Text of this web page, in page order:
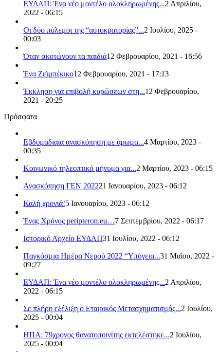
ΕΥΔΑΠ: Ένα νέο μοντέλο ολοκληρωμένης...2 Απριλίου,
2022 - 06:15
Οι δύο πόλεμοι της “αυτοκρατορίας”...2 Ιουλίου, 2025 -
00:03
Όταν σκοτώνουν τα παιδιά12 Φεβρουαρίου, 2021 - 16:56
Ένα Ζεϊμπέκικο12 Φεβρουαρίου, 2021 - 17:13
Έκκληση για επιβολή κυρώσεων στη...12 Φεβρουαρίου,
2021 - 20:25
Πρόσφατα
Εβδομαδιαία ανασκόπηση με άρωμα...4 Μαρτίου, 2023 -
00:35
Κοινωνικό τηλεοπτικό μήνυμα για...2 Μαρτίου, 2023 - 06:15
Ανασκόπηση ΓΕΝ 202221 Ιανουαρίου, 2023 - 06:12
Καλή χρονιά!5 Ιανουαρίου, 2023 - 06:12
Ένας Χρόνος peripteron.eu…7 Σεπτεμβρίου, 2022 - 06:17
Ιστορικό Αρχείο ΕΥΔΑΠ31 Ιουλίου, 2022 - 06:12
Παγκόσμια Ημέρα Νερού 2022 “Υπόγεια...31 Μαΐου, 2022 -
09:27
ΕΥΔΑΠ: Ένα νέο μοντέλο ολοκληρωμένης...2 Απριλίου,
2022 - 06:15
Σε πλήρη εξέλιξη ο Εταιρικός Μετασχηματισμός...2 Ιουλίου,
2025 - 00:04
ΗΠΑ: 79χρονος θανατοποινίτης εκτελέστηκε...2 Ιουλίου,
2025 - 00:04